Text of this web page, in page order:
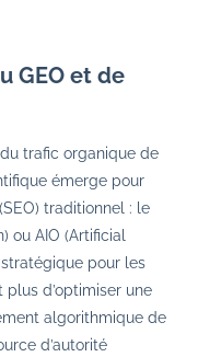
GEO et de
trafic organique de
émerge pour
traditionnel : le
ou AIO (Artificial
pour les
plus d’optimiser une
algorithmique de
d’autorité